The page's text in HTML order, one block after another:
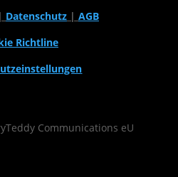
| Datenschutz| AGB
Richtline
Communications eU